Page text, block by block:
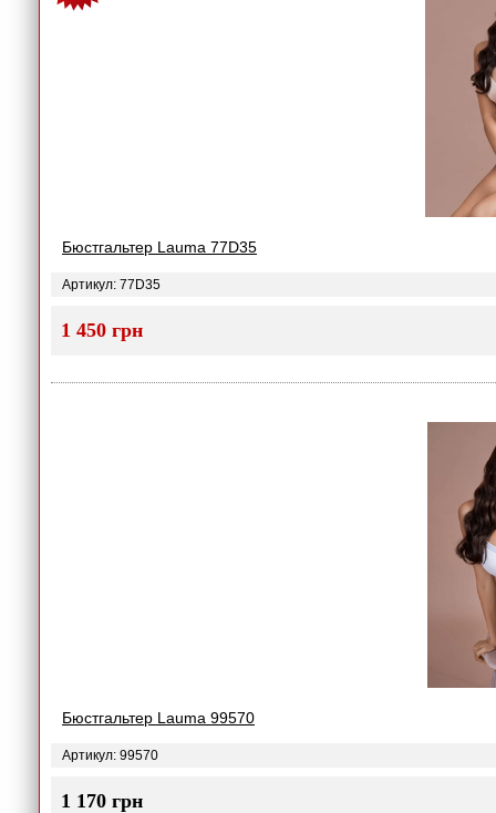
Бюстгальтер Lauma 77D35
Артикул: 77D35
1 450 грн
Бюстгальтер Lauma 99570
Артикул: 99570
1 170 грн